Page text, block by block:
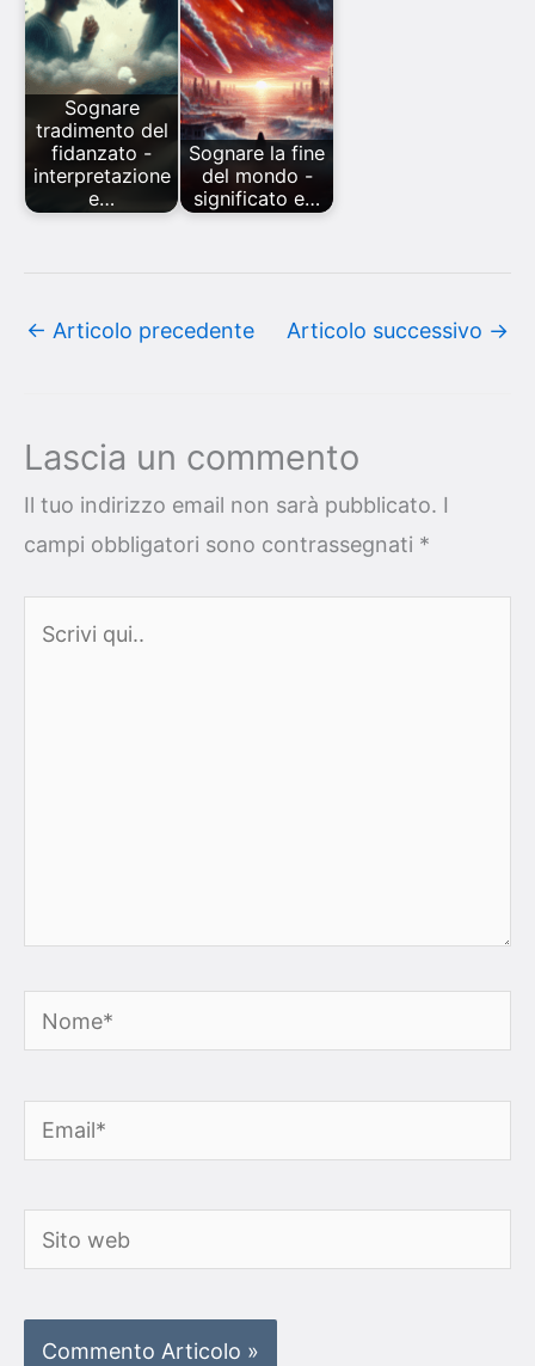
Sognare
tradimento del
fidanzato -
interpretazione
e…
Sognare la fine
del mondo -
significato e…
← Articolo precedente Articolo successivo →
Lascia un commento
Il tuo indirizzo email non sarà pubblicato. I
campi obbligatori sono contrassegnati *
Nome*
Email*
Sito
web